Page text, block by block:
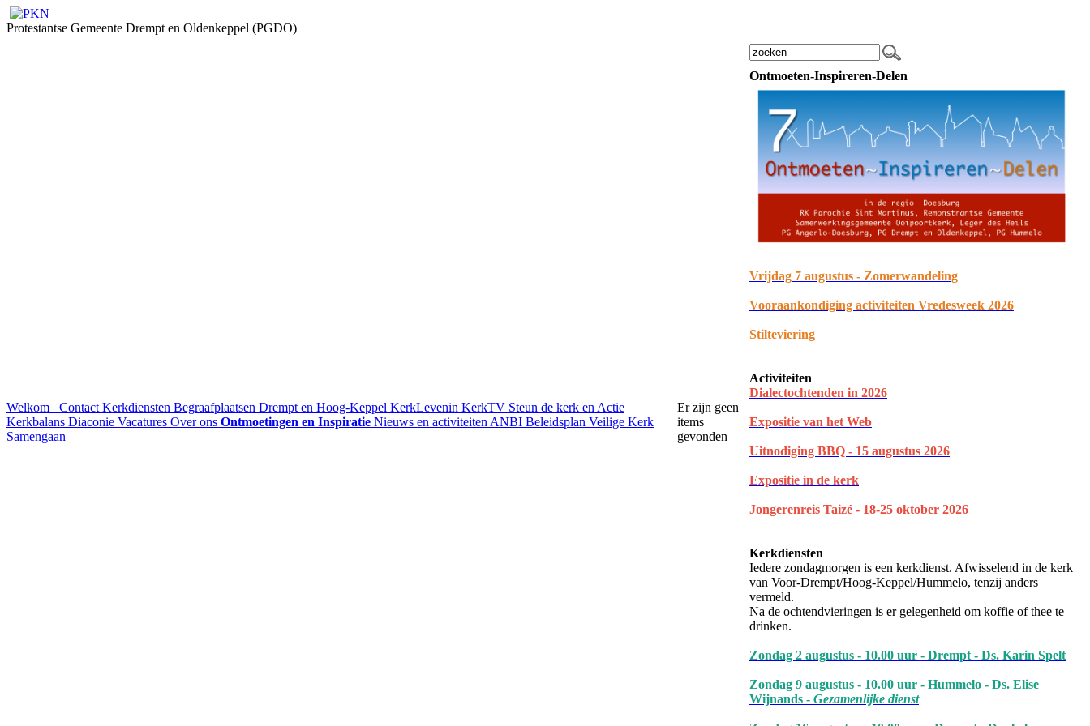
Protestantse Gemeente Drempt en Oldenkeppel (PGDO)
Welkom Contact Kerkdiensten Begraafplaatsen Drempt en Hoog-Keppel KerkLevenin KerkTV Steun de kerk en Actie
Kerkbalans Diaconie Vacatures Over ons Ontmoetingen en Inspiratie Nieuws en activiteiten ANBI Beleidsplan Veilige Kerk
Samengaan
Er zijn geen
items
gevonden
Ontmoeten-Inspireren-Delen
Vrijdag 7 augustus - Zomerwandeling
Vooraankondiging activiteiten Vredesweek 2026
Stilteviering
Activiteiten
Dialectochtenden in 2026
Expositie van het Web
Uitnodiging BBQ - 15 augustus 2026
Expositie in de kerk
Jongerenreis Taizé - 18-25 oktober 2026
Kerkdiensten
Iedere zondagmorgen is een kerkdienst. Afwisselend in de kerk
van Voor-Drempt/Hoog-Keppel/Hummelo, tenzij anders
vermeld.
Na de ochtendvieringen is er gelegenheid om koffie of thee te
drinken.
Zondag 2 augustus - 10.00 uur - Drempt - Ds. Karin Spelt
Zondag 9 augustus - 10.00 uur - Hummelo - Ds. Elise
Wijnands - Gezamenlijke dienst